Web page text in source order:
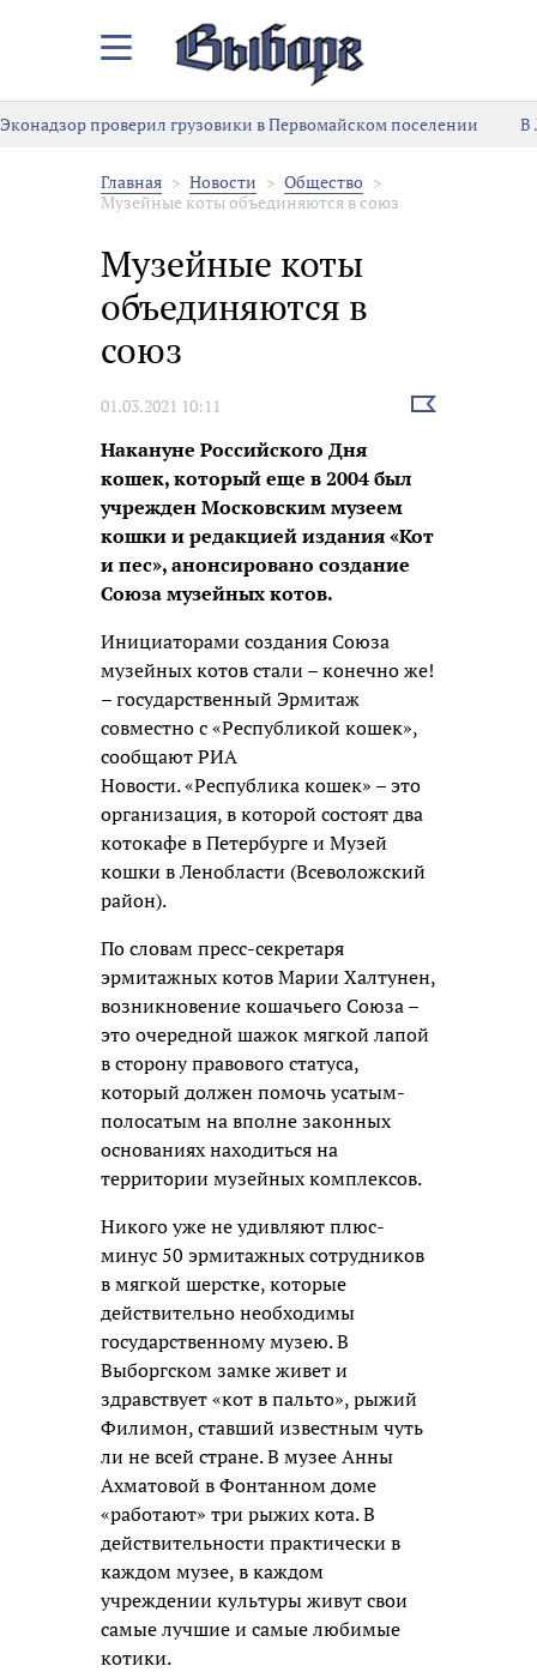
Закрыть/
меню
Эконадзор проверил грузовики в Первомайском поселении
В
Главная Новости
Общество
Музейные коты объединяются в союз
Музейные коты
объединяются в
союз
01.03.2021 10:11
Выбрать
Накануне Российского Дня
кошек, который еще в 2004 был
учрежден Московским музеем
кошки и редакцией издания «Кот
и пес», анонсировано создание
Союза музейных котов.
Инициаторами создания Союза
музейных котов стали – конечно же!
– государственный Эрмитаж
совместно с «Республикой кошек»,
сообщают РИА
Новости.«Республика кошек» – это
организация, в которой состоят два
котокафе в Петербурге и Музей
кошки в Ленобласти (Всеволожский
район).
По словам пресс-секретаря
эрмитажных котов Марии Халтунен,
возникновение кошачьего Союза –
это очередной шажок мягкой лапой
в сторону правового статуса,
который должен помочь усатым-
полосатым на вполне законных
основаниях находиться на
территории музейных комплексов.
Никого уже не удивляют плюс-
минус 50 эрмитажных сотрудников
в мягкой шерстке, которые
действительно необходимы
государственному музею. В
Выборгском замке живет и
здравствует «кот в пальто», рыжий
Филимон, ставший известным чуть
ли не всей стране. В музее Анны
Ахматовой в Фонтанном доме
«работают» три рыжих кота. В
действительности практически в
каждом музее, в каждом
учреждении культуры живут свои
самые лучшие и самые любимые
котики.